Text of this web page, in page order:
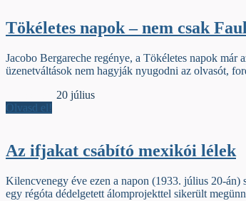
Tökéletes napok – nem csak
Jacobo Bergareche regénye, a Tökéletes napok
üzenetváltások nem hagyják nyugodni az olvasót,
20 július
Olvasd el!
Az ifjakat csábító mexikói lélek
Kilencvenegy éve ezen a napon (1933. július 20-
egy régóta dédelgetett álomprojekttel sikerült